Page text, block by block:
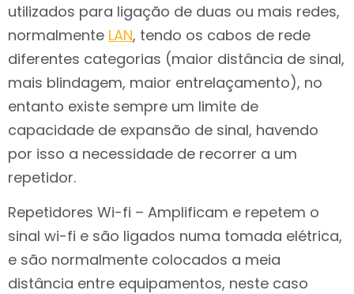
utilizados para ligação de duas ou mais redes,
normalmente LAN, tendo os cabos de rede
diferentes categorias (maior distância de sinal,
mais blindagem, maior entrelaçamento), no
entanto existe sempre um limite de
capacidade de expansão de sinal, havendo
por isso a necessidade de recorrer a um
repetidor.
Repetidores Wi-fi – Amplificam e repetem o
sinal wi-fi e são ligados numa tomada elétrica,
e são normalmente colocados a meia
distância entre equipamentos, neste caso